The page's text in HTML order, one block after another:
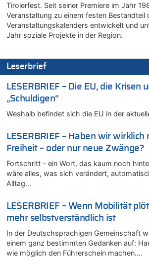
Leipzig, Mechernich und die Frage: Wer
Drohnen mit Strengstoff? War es
08.08.2026 - 18:41 von JoKrings zu
Leipzig, Mechernich und die Frage: Wer
08.08.2026 - 18:39 von JoKrings zu
Leipzig, Mechernich und die Frage: Wer
Drohnen mit Strengstoff? War es
08.08.2026 - 18:07 von Hubert F. zu
Belgier knackt Jackpot bei Lotterie
08.08.2026 - 17:46 von Der Alte zu
Belgier knackt Jackpot bei Lotterie
mehr als 111 Millionen €
08.08.2026 - 17:45 von Der Alte zu
Zwölf Jahre nach Aachener Bankraub:
Leipzig, Mechernich und die Frage: Wer
Drohnen mit Strengstoff? War es
Zweite Hitzewelle in diesem Sommer ist
08.08.2026 - 16:20 von Russentrolle zu
Leipzig, Mechernich und die Frage: Wer
Tirolerfest. Seit seiner Premiere im Jahr
Veranstaltung zu einem festen
Veranstaltungskalenders entwickelt und
Jahr soziale Projekte in der Region.
Leserbrief
LESERBRIEF – Die EU, die Krisen
„Schuldigen“
Weshalb befindet sich die EU in der
LESERBRIEF – Haben wir wirklich
Freiheit – oder nur neue Zwänge?
Fortschritt – ein Wort, das kaum noch
wäre alles, was sich verändert,
Alltag…
LESERBRIEF – Wenn Mobilität
mehr selbstverständlich ist
In der Deutschsprachigen Gemeinschaft
einem ganz bestimmten Gedanken auf:
wie möglich den Führerschein machen….